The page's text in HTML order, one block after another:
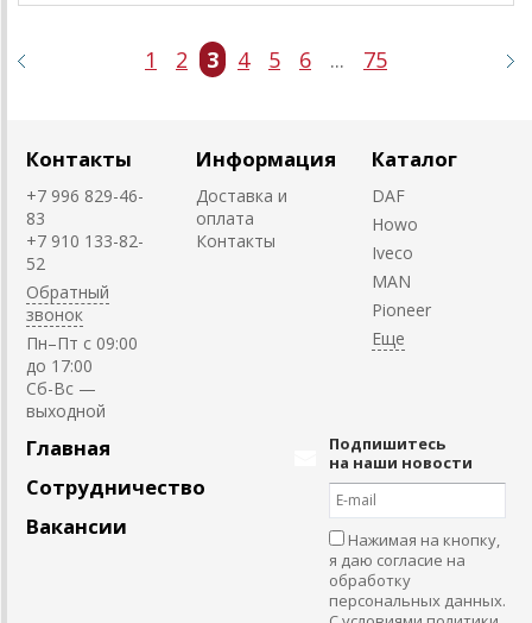
1 2 3 4 5 6 ... 75
Контакты
+7 996 829-46-
83
+7 910 133-82-
52
Обратный
звонок
Пн–Пт с 09:00
до 17:00
Cб-Вс —
выходной
Информация
Доставка и
оплата
Контакты
Каталог
DAF
Howo
Iveco
MAN
Pioneer
Главная
Сотрудничество
Вакансии
Подпишитесь
на наши новости
Нажимая на кнопку,
я даю согласие на
обработку
персональных данных.